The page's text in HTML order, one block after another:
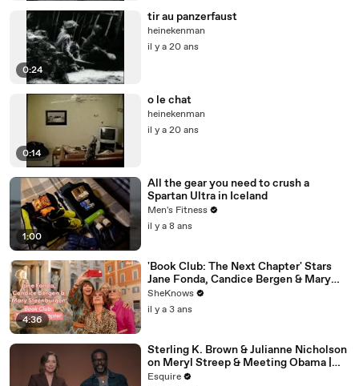
0:24
tir au panzerfaust
heinekenman
il y a 20 ans
0:14
o le chat
heinekenman
il y a 20 ans
1:00
All the gear you need to crush a
Spartan Ultra in Iceland
Men's Fitness
il y a 8 ans
4:36
'Book Club: The Next Chapter' Stars
Jane Fonda, Candice Bergen & Mary
Steenburgen Reveal Who They’d Go to
Jail With
SheKnows
il y a 3 ans
Sterling K. Brown & Julianne Nicholson
on Meryl Streep & Meeting Obama |
Inquiring Minds | Esquire
Esquire